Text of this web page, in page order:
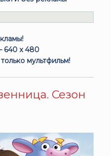
640 x 480
мультфильм!
Сезон